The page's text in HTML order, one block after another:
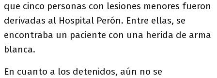
que cinco personas con lesiones menores fueron
derivadas al Hospital Perón. Entre ellas, se
encontraba un paciente con una herida de arma
blanca.
En cuanto a los detenidos, aún no se